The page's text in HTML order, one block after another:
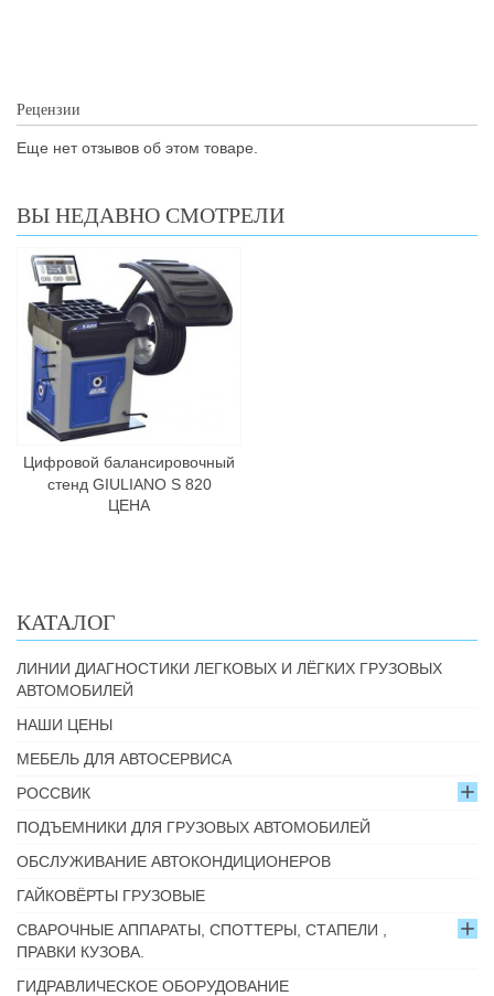
Рецензии
Еще нет отзывов об этом товаре.
ВЫ НЕДАВНО СМОТРЕЛИ
Цифровой балансировочный
стенд GIULIANO S 820
ЦЕНА
КАТАЛОГ
ЛИНИИ ДИАГНОСТИКИ ЛЕГКОВЫХ И ЛЁГКИХ ГРУЗОВЫХ
АВТОМОБИЛЕЙ
НАШИ ЦЕНЫ
МЕБЕЛЬ ДЛЯ АВТОСЕРВИСА
РОССВИК
ПОДЪЕМНИКИ ДЛЯ ГРУЗОВЫХ АВТОМОБИЛЕЙ
ОБСЛУЖИВАНИЕ АВТОКОНДИЦИОНЕРОВ
ГАЙКОВЁРТЫ ГРУЗОВЫЕ
СВАРОЧНЫЕ АППАРАТЫ, СПОТТЕРЫ, СТАПЕЛИ ,
ПРАВКИ КУЗОВА.
ГИДРАВЛИЧЕСКОЕ ОБОРУДОВАНИЕ